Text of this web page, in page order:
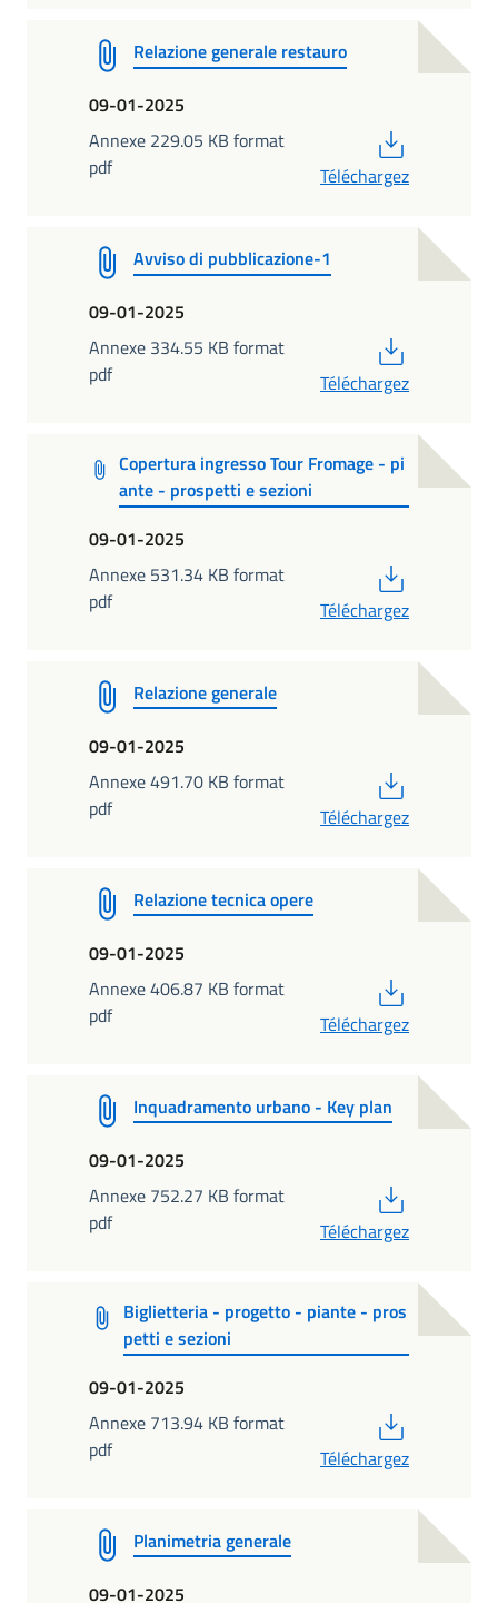
Relazione generale restauro
09-01-2025
Annexe 229.05 KB format
pdf
Téléchargez
Avviso di pubblicazione-1
09-01-2025
Annexe 334.55 KB format
pdf
Téléchargez
Copertura ingresso Tour Fromage - pi
ante - prospetti e sezioni
09-01-2025
Annexe 531.34 KB format
pdf
Téléchargez
Relazione generale
09-01-2025
Annexe 491.70 KB format
pdf
Téléchargez
Relazione tecnica opere
09-01-2025
Annexe 406.87 KB format
pdf
Téléchargez
Inquadramento urbano - Key plan
09-01-2025
Annexe 752.27 KB format
pdf
Téléchargez
Biglietteria - progetto - piante - pros
petti e sezioni
09-01-2025
Annexe 713.94 KB format
pdf
Téléchargez
Planimetria generale
09-01-2025